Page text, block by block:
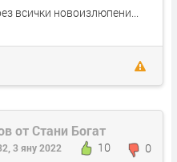
всички новоизлюпени...
от Стани Богат
10 0
3 яну 2022